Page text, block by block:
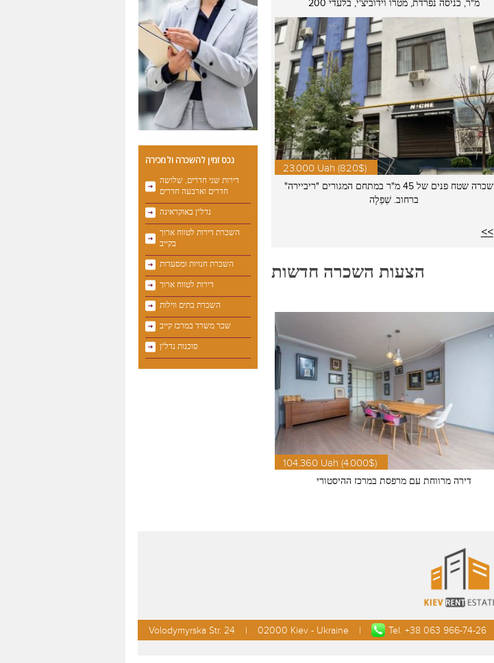
נכס זמין להשכרה ולמכירה
דירות שני חדרים, שלושה
חדרים וארבעה חדרים
נדל"ן באוקראינה
השכרת דירות לטווח ארוך
בקייב
השכרת חנויות ומסעדות
דירות לטווח ארוך
השכרת בתים ווילות
שכר משרד במרכז קייב
סוכנות נדל"ן
200 מ"ר, כניסה נפרדת, מטרו וידוביצ'י, בלעדי
23.000 Uah (820$)
להשכרה שטח פנים של 45 מ"ר במתחם המגורים "ריביירה"
ברחוב. שְׁפֵלָה
<<
הצעות השכרה חדשות
104.360 Uah (4.000$)
דירה מרווחת עם מרפסת במרכז ההיסטורי
Volodymyrska Str. 24 02000 Kiev - Ukraine Tel. +38 063 966-74-26